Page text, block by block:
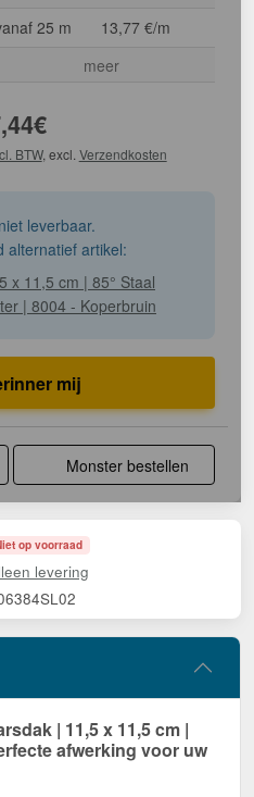
25 m
13,77 €/m
meer
€
BTW, excl. Verzendkosten
leverbaar.
alternatief artikel:
x 11,5 cm | 85° Staal
| 8004 - Koperbruin
mij
Monster bestellen
op voorraad
levering
| 11,5 x 11,5 cm |
afwerking voor uw